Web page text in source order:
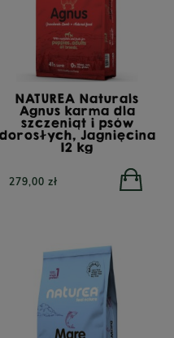
YORA All Breed
GrainFree Mono Insect,
NATUREA Naturals
Agnus karma dla
szczeniąt i psów
dorosłych, Jagnięcina
12 kg
279,00 zł